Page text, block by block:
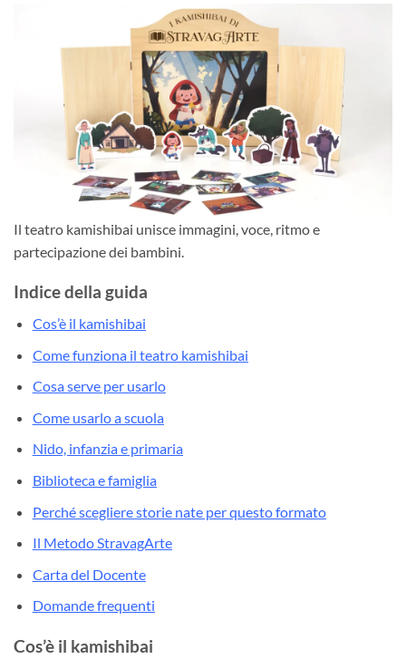
Il teatro kamishibai unisce immagini, voce, ritmo e
partecipazione dei bambini.
Indice della guida
Cos’è il kamishibai
Come funziona il teatro kamishibai
Cosa serve per usarlo
Come usarlo a scuola
Nido, infanzia e primaria
Biblioteca e famiglia
Perché scegliere storie nate per questo formato
Il Metodo StravagArte
Carta del Docente
Domande frequenti
Cos’è il kamishibai